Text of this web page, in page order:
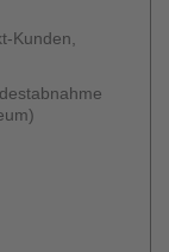
Kunden,